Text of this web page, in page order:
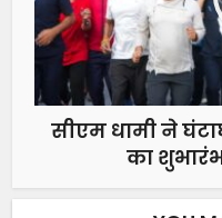
सीएम धामी ने
का